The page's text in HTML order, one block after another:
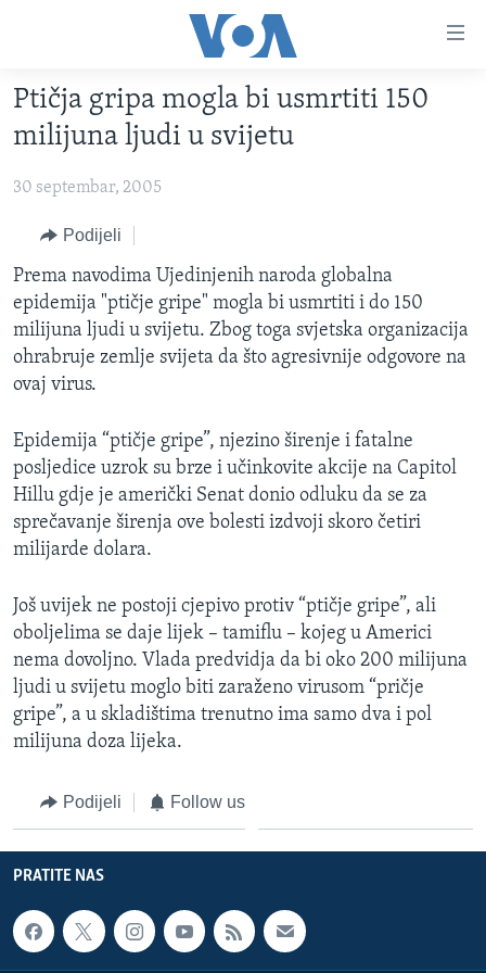
glavni
sadržaj
na
navigaciju
Idi
na
pretragu
TV PROGRAM
VIDEO
FOTOGRAFIJE DANA
VIJESTI
SJEDINJENE AMERIČKE DRŽAVE
BOSNA I HERCEGOVINA
SVIJET
NAUKA I TEHNOLOGIJA
SPECIJALNI PROJEKTI
KORUPCIJA
SLOBODA MEDIJA
ŽENSKA STRANA
IZBJEGLIČKA STRANA
MAGAZIN
O GLASU AMERIKE
Learning English
PRATITE NAS
Ptičja gripa mogla bi usmrtiti 150
milijuna ljudi u svijetu
30 septembar, 2005
Podijeli
Prema navodima Ujedinjenih naroda globalna
epidemija "ptičje gripe" mogla bi usmrtiti i do 150
milijuna ljudi u svijetu. Zbog toga svjetska organizacija
ohrabruje zemlje svijeta da što agresivnije odgovore na
ovaj virus.
Epidemija “ptičje gripe”, njezino širenje i fatalne
posljedice uzrok su brze i učinkovite akcije na Capitol
Hillu gdje je američki Senat donio odluku da se za
sprečavanje širenja ove bolesti izdvoji skoro četiri
milijarde dolara.
Još uvijek ne postoji cjepivo protiv “ptičje gripe”, ali
oboljelima se daje lijek – tamiflu – kojeg u Americi
nema dovoljno. Vlada predvidja da bi oko 200 milijuna
ljudi u svijetu moglo biti zaraženo virusom “pričje
gripe”, a u skladištima trenutno ima samo dva i pol
milijuna doza lijeka.
Podijeli Follow us
PRATITE NAS